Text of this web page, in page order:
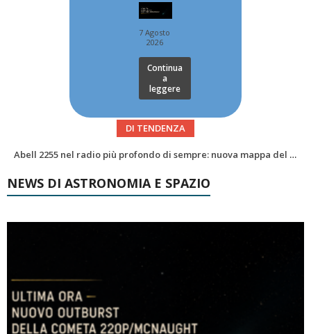
7 Agosto
2026
Continua
a
leggere
DI TENDENZA
Alzando gli occhi al cielo – Vale la sveglia?Le congiunzioni di agosto 2026
NEWS DI ASTRONOMIA E SPAZIO